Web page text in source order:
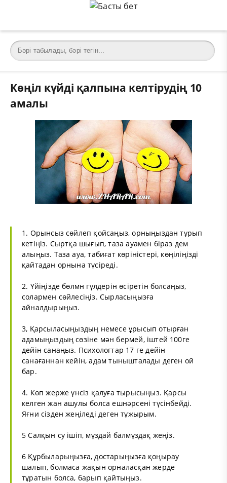
Көңіл күйді қалпына келтірудің 10
амалы
1. Орынсыз сөйлеп қойсаңыз, орныңыздан тұрып
кетіңіз. Сыртқа шығып, таза ауамен біраз дем
алыңыз. Таза ауа, табиғат көріністері, көңіліңізді
қайтадан орнына түсіреді.
2. Үйіңізде бөлмн гүлдерін өсіретін болсаңыз,
солармен сөйлесіңіз. Сырласыңызға
айналдырыңыз.
3, Қарсыласыңыздың немесе ұрысып отырған
адамыңыздың сөзіне мән бермей, іштей 100ге
дейін санаңыз. Психологтар 17 ге дейін
санағаннан кейін, адам тынышталады деген ой
бар.
4. Көп жерже үнсіз қалуға тырысыңыз. Қарсы
келген жан ашулы болса ешнәрсені түсінбейді.
Яғни сізден жеңіледі деген тұжырым.
5 Салқын су ішіп, мұздай балмұздақ жеңіз.
6 Құрбыларыңызға, достарыңызға қоңырау
шалып, болмаса жақын орналасқан жерде
тұратын болса, барып қайтыңыз.